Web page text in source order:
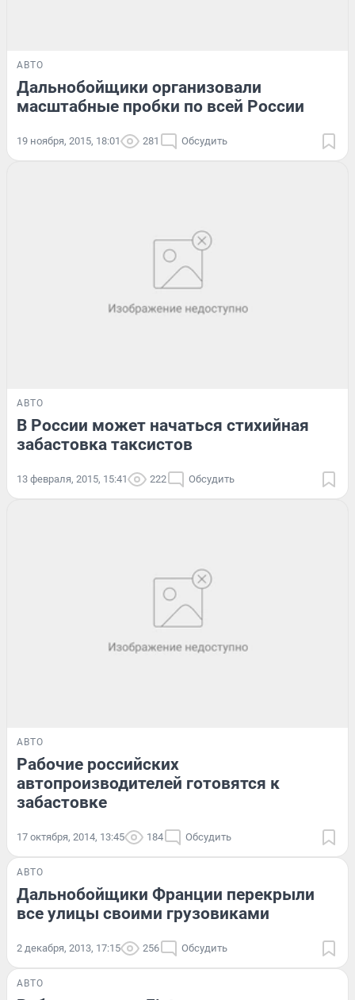
АВТО
Дальнобойщики организовали
масштабные пробки по всей России
19 ноября, 2015, 18:01 281 Обсудить
АВТО
В России может начаться стихийная
забастовка таксистов
13 февраля, 2015, 15:41 222 Обсудить
АВТО
Рабочие российских
автопроизводителей готовятся к
забастовке
17 октября, 2014, 13:45 184 Обсудить
АВТО
Дальнобойщики Франции перекрыли
все улицы своими грузовиками
2 декабря, 2013, 17:15 256 Обсудить
АВТО